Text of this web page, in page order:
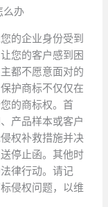
么办
的企业身份受到
您的客户感到困
都不愿意面对的
护商标不仅仅在
的商标权。首
产品样本或客户
权补救措施并决
停止函。其他时
律行动。请记
侵权问题，以维